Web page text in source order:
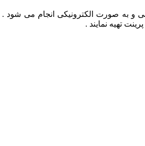
و به صورت الکترونیکی انجام می شود
تهیه نمایند .